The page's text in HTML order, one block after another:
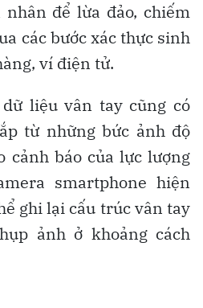
để lừa đảo, chiếm
các bước xác thực sinh
ví điện tử.
liệu vân tay cũng có
từ những bức ảnh độ
cảnh báo của lực lượng
smartphone hiện
ghi lại cấu trúc vân tay
ảnh ở khoảng cách